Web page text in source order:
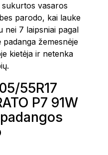
sukurtos vasaros
parodo, kai lauke
nei 7 laipsniai pagal
padanga žemesnėje
kietėja ir netenka
55R17
P7 91W